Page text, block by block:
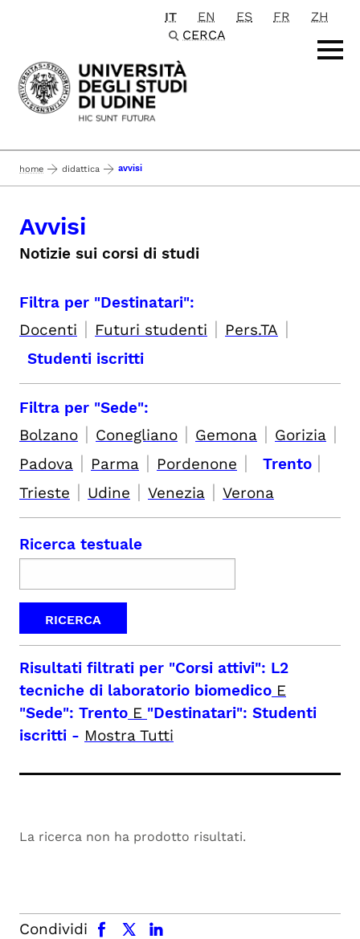
Passa al contenuto principale
IT EN ES FR
ZH
CERCA
home didattica avvisi
Avvisi
Notizie sui corsi di studi
Filtra per "Destinatari":
Docenti | Futuri studenti | Pers.TA |
Studenti iscritti
Filtra per "Sede":
Bolzano | Conegliano | Gemona | Gorizia |
Padova | Parma | Pordenone | Trento |
Trieste | Udine | Venezia | Verona
Ricerca testuale
Risultati filtrati per "Corsi attivi": L2
tecniche di laboratorio biomedico E
"Sede": Trento E "Destinatari": Studenti
iscritti - Mostra Tutti
La ricerca non ha prodotto risultati.
Condividi
facebook x.com linkedin